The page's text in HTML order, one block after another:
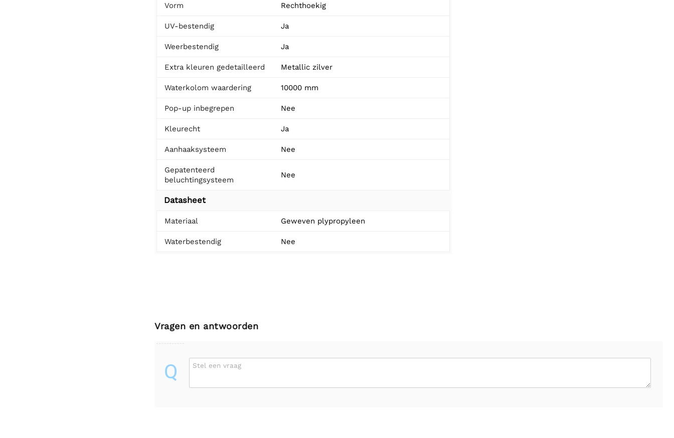
Vorm Rechthoekig
UV-bestendig Ja
Weerbestendig Ja
Extra kleuren gedetailleerd Metallic zilver
Waterkolom waardering 10000 mm
Pop-up inbegrepen Nee
Kleurecht Ja
Aanhaaksysteem Nee
Gepatenteerd
beluchtingsysteem
Nee
Datasheet
Materiaal Geweven plypropyleen
Waterbestendig Nee
Vragen en antwoorden
Q Stel een vraag